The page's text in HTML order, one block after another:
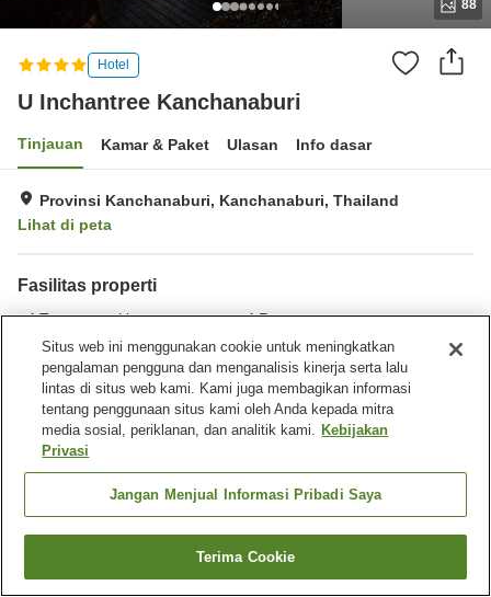
88
Hotel
U Inchantree Kanchanaburi
Tinjauan Kamar & Paket Ulasan Info dasar
Provinsi Kanchanaburi, Kanchanaburi, Thailand
Lihat di peta
Fasilitas properti
Tempat parkir
Restoran
Bar
Laundry
Beranda Thailand Kanchanaburi
Provinsi Kanchanaburi
U Inchantree Kanchanaburi
Cari kamar
Situs web ini menggunakan cookie untuk meningkatkan
pengalaman pengguna dan menganalisis kinerja serta lalu
lintas di situs web kami. Kami juga membagikan informasi
tentang penggunaan situs kami oleh Anda kepada mitra
media sosial, periklanan, dan analitik kami. Kebijakan
Privasi
Jangan Menjual Informasi Pribadi Saya
Terima Cookie